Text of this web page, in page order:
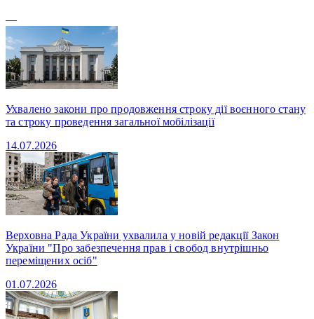
—
Ухвалено закони про продовження строку дії воєнного стану
та строку проведення загальної мобілізації
14.07.2026
Верховна Рада України ухвалила у новій редакції Закон
України "Про забезпечення прав і свобод внутрішньо
переміщених осіб"
01.07.2026